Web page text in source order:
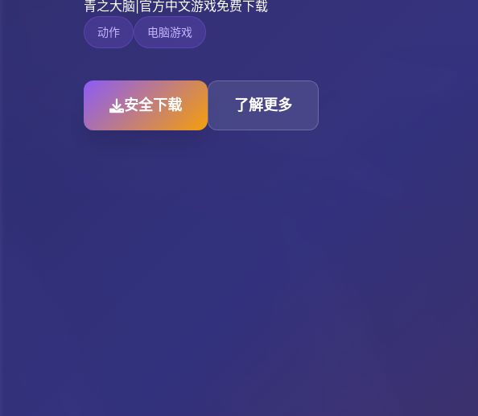
青之大脑|官方中文游戏免费下载
动作 电脑游戏
安全下载 了解更多